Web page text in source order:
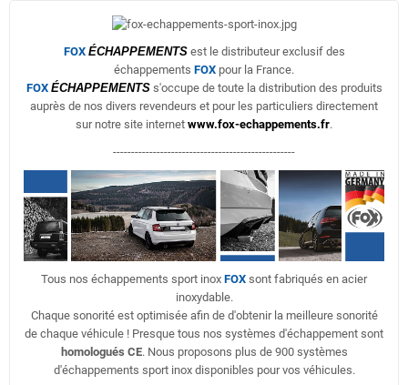
FOX ÉCHAPPEMENTSest le distributeur exclusif des
échappements FOX pour la France.
FOX ÉCHAPPEMENTSs'occupe de toute la distribution des produits
auprès de nos divers revendeurs et pour les particuliers directement
sur notre site internet www.fox-echappements.fr.
--------------------------------------------------
Tous nos échappements sport inox FOX sont fabriqués en acier
inoxydable.
Chaque sonorité est optimisée afin de d'obtenir la meilleure sonorité
de chaque véhicule ! Presque tous nos systèmes d'échappement sont
homologués CE. Nous proposons plus de 900 systèmes
d'échappements sport inox disponibles pour vos véhicules.